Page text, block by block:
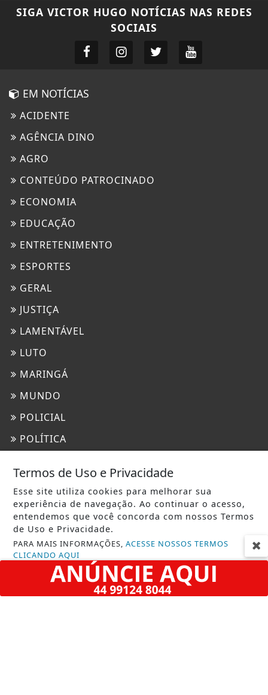
SIGA VICTOR HUGO NOTÍCIAS NAS REDES
SOCIAIS
EM NOTÍCIAS
ACIDENTE
AGÊNCIA DINO
AGRO
CONTEÚDO PATROCINADO
ECONOMIA
EDUCAÇÃO
ENTRETENIMENTO
ESPORTES
GERAL
JUSTIÇA
LAMENTÁVEL
LUTO
MARINGÁ
MUNDO
POLICIAL
POLÍTICA
SAÚDE
TECNOLOGIA & INOVAÇÃO
TRAGÉDIA
URGENTE
INFORMAÇÕES
Termos de Uso e Privacidade
Esse site utiliza cookies para melhorar sua
experiência de navegação. Ao continuar o acesso,
entendemos que você concorda com nossos Termos
de Uso e Privacidade.
PARA MAIS INFORMAÇÕES,ACESSE NOSSOS TERMOS
CLICANDO AQUI
PROSSEGUIR